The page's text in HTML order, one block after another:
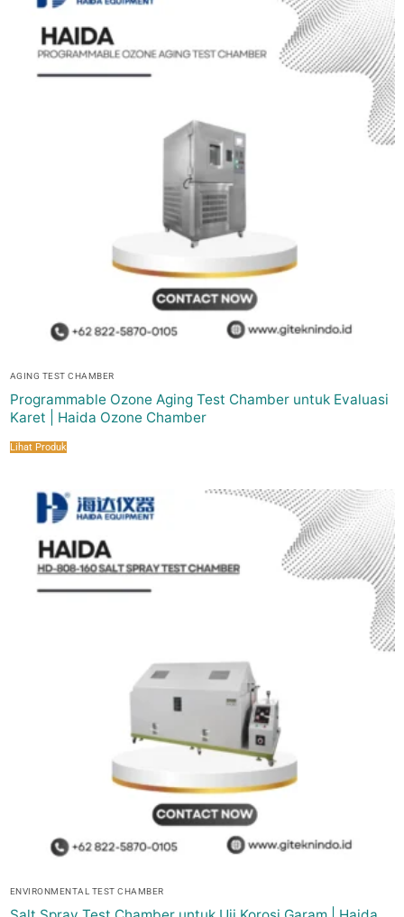
AGING TEST CHAMBER
Programmable Ozone Aging Test Chamber untuk Evaluasi
Karet | Haida Ozone Chamber
Lihat Produk
ENVIRONMENTAL TEST CHAMBER